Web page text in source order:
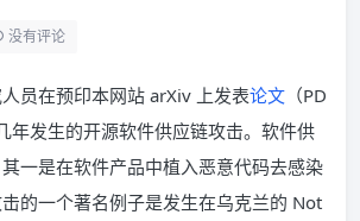
没有评论
员在预印本网站 arXiv 上发表论文 （PD
年发生的开源软件供应链攻击。软件供
一是在软件产品中植入恶意代码去感染
的一个著名例子是发生在乌克兰的 Not